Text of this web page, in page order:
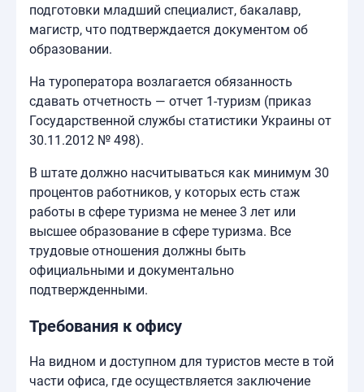
подготовки младший специалист, бакалавр,
магистр, что подтверждается документом об
образовании.
На туроператора возлагается обязанность
сдавать отчетность — отчет 1-туризм (приказ
Государственной службы статистики Украины от
30.11.2012 № 498).
В штате должно насчитываться как минимум 30
процентов работников, у которых есть стаж
работы в сфере туризма не менее 3 лет или
высшее образование в сфере туризма. Все
трудовые отношения должны быть
официальными и документально
подтвержденными.
Требования к офису
На видном и доступном для туристов месте в той
части офиса, где осуществляется заключение